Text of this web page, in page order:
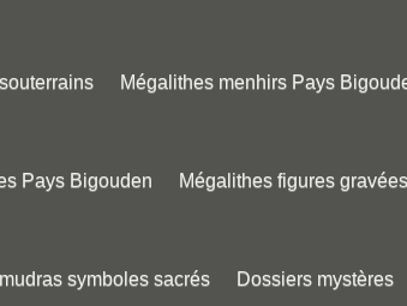
Mégalithes menhirs Pays
Pays Bigouden Mégalithes figures gravées
symboles sacrés Dossiers mystères